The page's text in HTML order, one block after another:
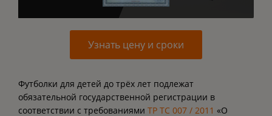
Узнать цену и сроки
Футболки для детей до трёх лет подлежат
обязательной государственной регистрации в
соответствии с требованиями ТР ТС 007 / 2011 «О